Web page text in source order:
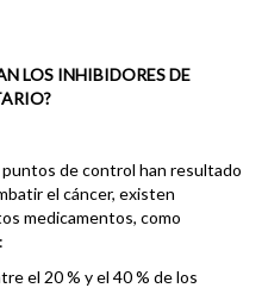
LOS INHIBIDORES DE
de control han resultado
el cáncer, existen
medicamentos, como
el 20 % y el 40 % de los